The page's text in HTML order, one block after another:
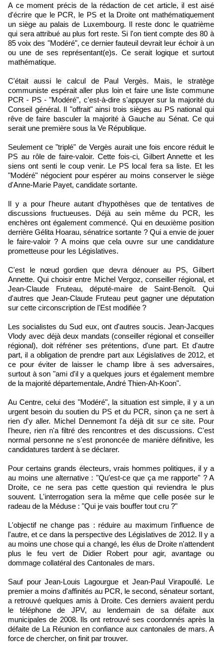
A ce moment précis de la rédaction de cet article, il est aisé
d'écrire que le PCR, le PS et la Droite ont mathématiquement
un siège au palais de Luxembourg. Il reste donc le quatrième
qui sera attribué au plus fort reste. Si l'on tient compte des 80 à
85 voix des "Modéré", ce dernier fauteuil devrait leur échoir à un
ou une de ses représentant(e)s. Ce serait logique et surtout
mathématique.
C'était aussi le calcul de Paul Vergès. Mais, le stratège
communiste espérait aller plus loin et faire une liste commune
PCR - PS - "Modéré", c'est-à-dire s'appuyer sur la majorité du
Conseil général. Il "offrait" ainsi trois sièges au PS national qui
rêve de faire basculer la majorité à Gauche au Sénat. Ce qui
serait une première sous la Ve République.
Seulement ce "triplé" de Vergès aurait une fois encore réduit le
PS au rôle de faire-valoir. Cette fois-ci, Gilbert Annette et les
siens ont senti le coup venir. Le PS local fera sa liste. Et les
"Modéré" négocient pour espérer au moins conserver le siège
d'Anne-Marie Payet, candidate sortante.
Il y a pour l'heure autant d'hypothèses que de tentatives de
discussions fructueuses. Déjà au sein même du PCR, les
enchères ont également commencé. Qui en deuxième position
derrière Gélita Hoarau, sénatrice sortante ? Qui a envie de jouer
le faire-valoir ? A moins que cela ouvre sur une candidature
prometteuse pour les Législatives.
C'est le nœud gordien que devra dénouer au PS, Gilbert
Annette. Qui choisir entre Michel Vergoz, conseiller régional, et
Jean-Claude Fruteau, député-maire de Saint-Benoît. Qui
d'autres que Jean-Claude Fruteau peut gagner une députation
sur cette circonscription de l'Est modifiée ?
Les socialistes du Sud eux, ont d'autres soucis. Jean-Jacques
Vlody avec déjà deux mandats (conseiller régional et conseiller
régional), doit réfréner ses prétentions, d'une part. Et d'autre
part, il a obligation de prendre part aux Législatives de 2012, et
ce pour éviter de laisser le champ libre à ses adversaires,
surtout à son "ami d'il y a quelques jours et également membre
de la majorité départementale, André Thien-Ah-Koon".
Au Centre, celui des "Modéré", la situation est simple, il y a un
urgent besoin du soutien du PS et du PCR, sinon ça ne sert à
rien d'y aller. Michel Dennemont l'a déjà dit sur ce site. Pour
l'heure, rien n'a filtré des rencontres et des discussions. C'est
normal personne ne s'est prononcée de manière définitive, les
candidatures tardent à se déclarer.
Pour certains grands électeurs, vrais hommes politiques, il y a
au moins une alternative : "Qu'est-ce que ça me rapporte" ? A
Droite, ce ne sera pas cette question qui reviendra le plus
souvent. L'interrogation sera la même que celle posée sur le
radeau de la Méduse : "Qui je vais bouffer tout cru ?"
L'objectif ne change pas : réduire au maximum l'influence de
l'autre, et ce dans la perspective des Législatives de 2012. Il y a
au moins une chose qui a changé, les élus de Droite n'attendent
plus le feu vert de Didier Robert pour agir, avantage ou
dommage collatéral des Cantonales de mars.
Sauf pour Jean-Louis Lagourgue et Jean-Paul Virapoullé. Le
premier a moins d'affinités au PCR, le second, sénateur sortant,
a retrouvé quelques amis à Droite. Ces derniers avaient perdu
le téléphone de JPV, au lendemain de sa défaite aux
municipales de 2008. Ils ont retrouvé ses coordonnés après la
défaite de La Réunion en confiance aux cantonales de mars. A
force de chercher, on finit par trouver.